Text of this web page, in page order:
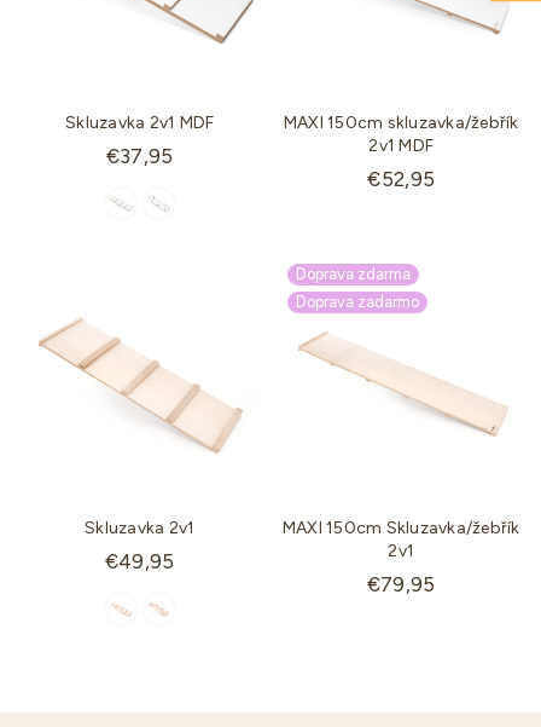
Skluzavka 2v1 MDF
Standartní
€37,95
MAXI 150cm skluzavka/žebřík
2v1 MDF
Standartní
€52,95
Skluzavka 2v1
Standartní
€49,95
Doprava zdarma
Doprava zadarmo
MAXI 150cm Skluzavka/žebřík
2v1
Standartní
€79,95